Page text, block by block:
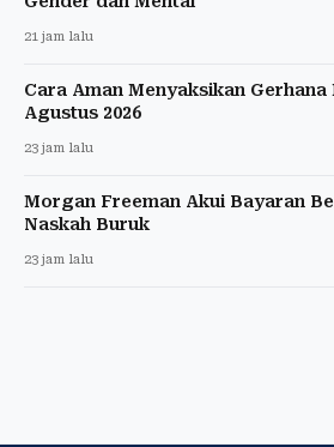
21 jam lalu
Cara Aman Menyaksikan Gerhana
Agustus 2026
23 jam lalu
Morgan Freeman Akui Bayaran
Naskah Buruk
23 jam lalu